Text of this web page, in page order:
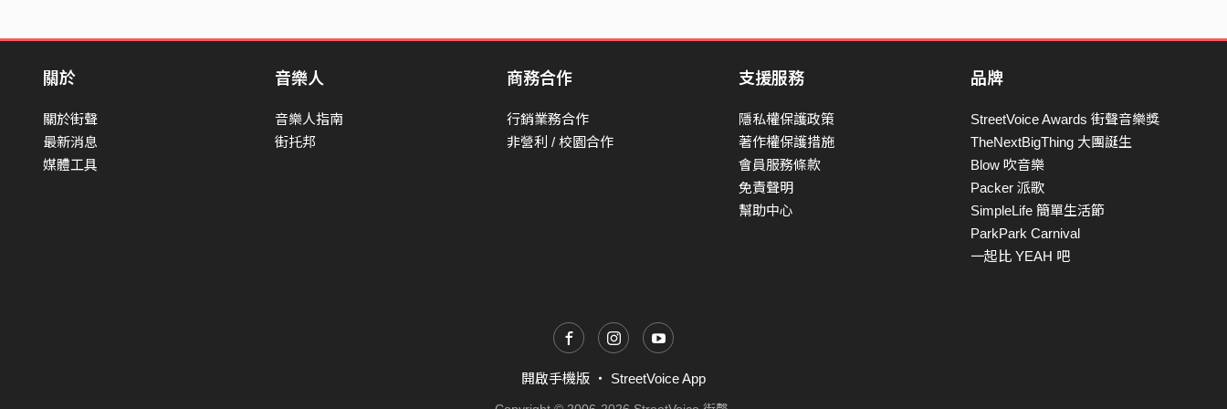
關於
關於街聲
最新消息
媒體工具
音樂人
音樂人指南
街托邦
商務合作
行銷業務合作
非營利 / 校園合作
支援服務
隱私權保護政策
著作權保護措施
會員服務條款
免責聲明
幫助中心
品牌
StreetVoice Awards 街聲音樂獎
TheNextBigThing 大團誕生
Blow 吹音樂
Packer 派歌
SimpleLife 簡單生活節
ParkPark Carnival
一起比 YEAH 吧
開啟手機版 ・ StreetVoice App